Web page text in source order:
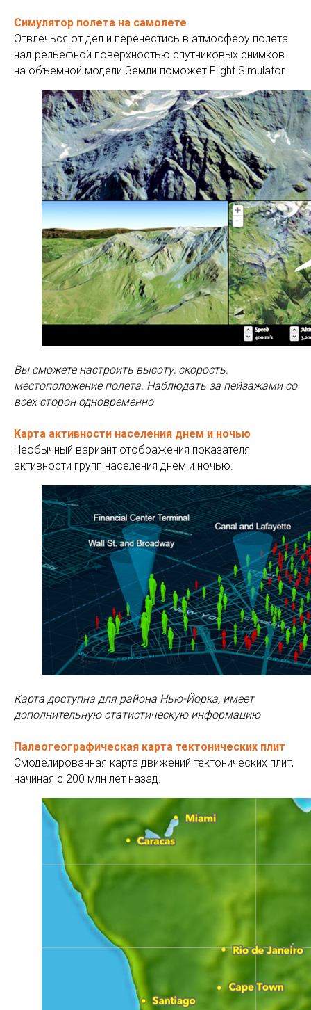
Симулятор полета на самолете
Отвлечься от дел и перенестись в атмосферу полета
над рельефной поверхностью спутниковых снимков
на объемной модели Земли поможет Flight Simulator.
Вы сможете настроить высоту, скорость,
местоположение полета. Наблюдать за пейзажами со
всех сторон одновременно
Карта активности населения днем и ночью
Необычный вариант отображения показателя
активности групп населения днем и ночью.
Карта доступна для района Нью-Йорка, имеет
дополнительную статистическую информацию
Палеогеографическая карта тектонических плит
Смоделированная карта движений тектонических плит,
начиная с 200 млн лет назад.